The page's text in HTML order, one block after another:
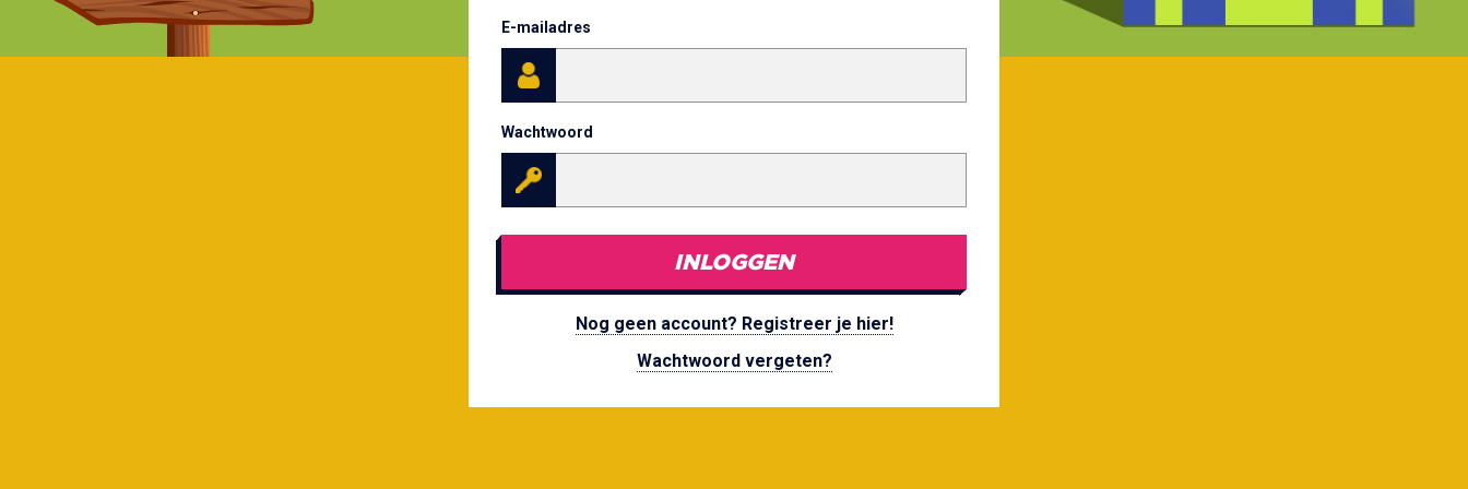
E-mailadres
Wachtwoord
INLOGGEN
Nog geen account? Registreer je hier!
Wachtwoord vergeten?